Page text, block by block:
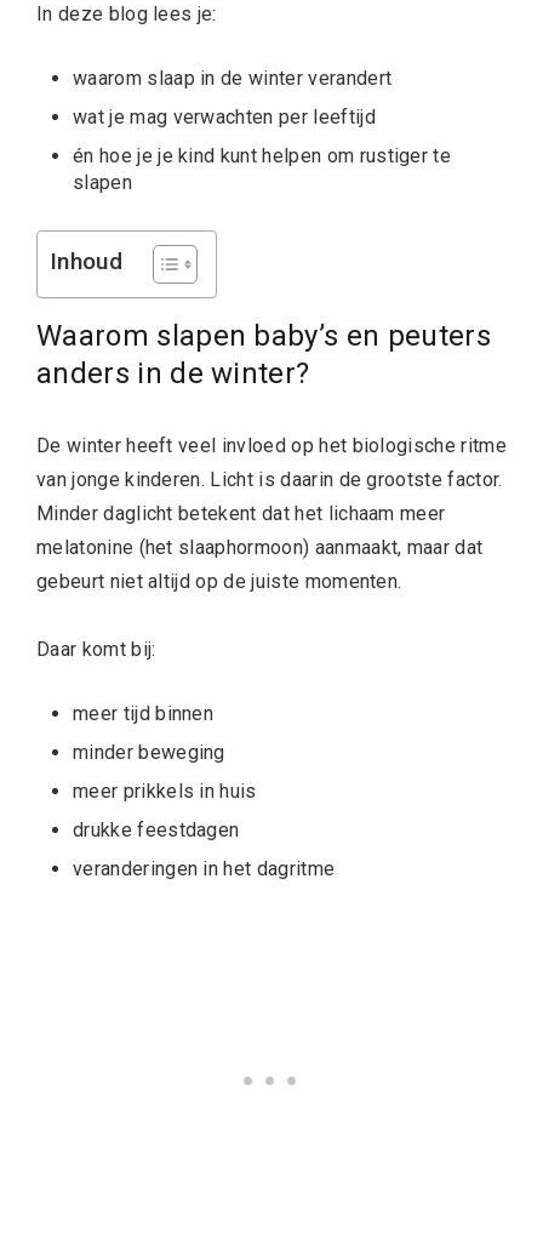
In deze blog lees je:
waarom slaap in de winter verandert
wat je mag verwachten per leeftijd
én hoe je je kind kunt helpen om rustiger te
slapen
Inhoud
Waarom slapen baby’s en peuters
anders in de winter?
De winter heeft veel invloed op het biologische ritme
van jonge kinderen. Licht is daarin de grootste factor.
Minder daglicht betekent dat het lichaam meer
melatonine (het slaaphormoon) aanmaakt, maar dat
gebeurt niet altijd op de juiste momenten.
Daar komt bij:
meer tijd binnen
minder beweging
meer prikkels in huis
drukke feestdagen
veranderingen in het dagritme